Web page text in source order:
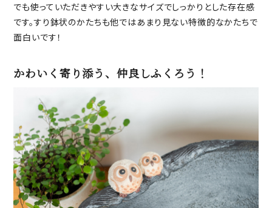
でも使っていただきやすい大きなサイズでしっかりとした存在感
です。すり鉢状のかたちも他ではあまり見ない特徴的なかたちで
面白いです！
かわいく寄り添う、仲良しふくろう！